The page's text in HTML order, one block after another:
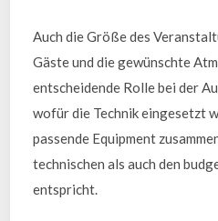
Auch die Größe des
Gäste und die gewünschte
entscheidende Rolle bei der
wofür die Technik eingesetzt
passende Equipment
technischen als auch den
entspricht.